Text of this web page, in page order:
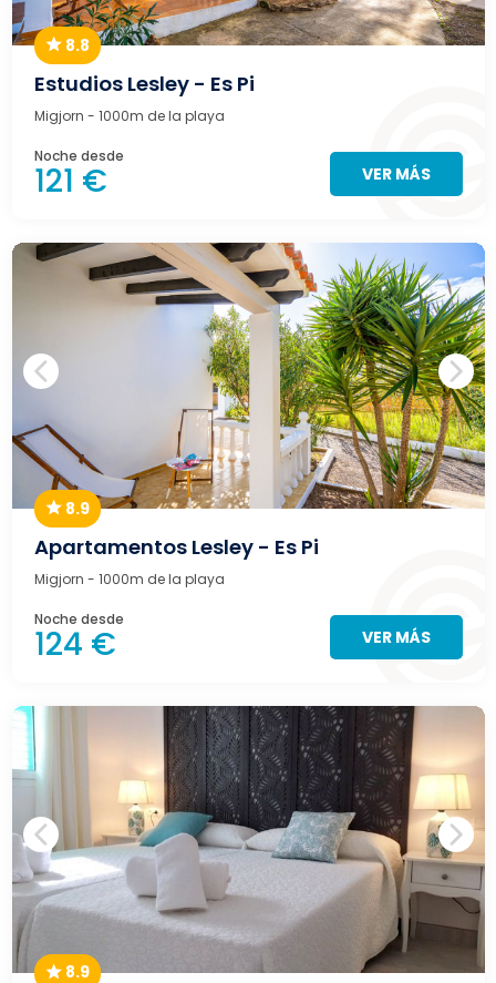
8.8
Estudios Lesley - Es Pi
Migjorn - 1000m de la playa
Noche desde
121 € VER MÁS
8.9
Apartamentos Lesley - Es Pi
Migjorn - 1000m de la playa
Noche desde
124 € VER MÁS
8.9